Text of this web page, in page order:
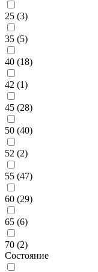
25 (3)
35 (5)
40 (18)
42 (1)
45 (28)
50 (40)
52 (2)
55 (47)
60 (29)
65 (6)
70 (2)
Состояние